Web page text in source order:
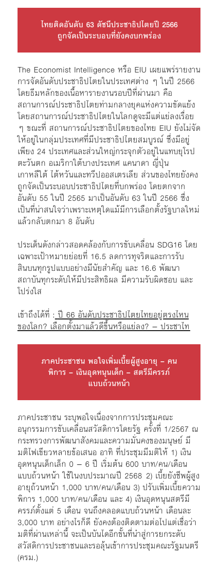
ไทยติดอันดับ 63 ดัชนีประชาธิปไตยปี 2566
ถูกจัดเป็นระบอบที่ยังคงบกพร่อง
The Economist Intelligence หรือ EIU เผยแพร่รายงาน
การจัดอันดับประชาธิปไตยในประเทศต่าง ๆ ในปี 2566
โดยธีมหลักของเนื้อหารายงานรอบปีที่ผ่านมา คือ
สถานการณ์ประชาธิปไตยท่ามกลางยุคแห่งความขัดแย้ง
โดยสถานการณ์ประชาธิปไตยในโลกดูจะมีแต่แย่ลงเรื่อย
ๆ ขณะที่ สถานการณ์ประชาธิปไตยของไทย EIU ยังไม่จัด
ให้อยู่ในกลุ่มประเทศที่มีประชาธิปไตยสมบูรณ์ ซึ่งมีอยู่
เพียง 24 ประเทศและส่วนใหญ่กระจุกตัวอยู่ในแทบยุโรป
ตะวันตก อเมริกาใต้บางประเทศ แคนาดา ญี่ปุ่น
เกาหลีใต้ ไต้หวันและทวีปออสเตรเลีย ส่วนของไทยยังคง
ถูกจัดเป็นระบอบประชาธิปไตยที่บกพร่อง โดยตกจาก
อันดับ 55 ในปี 2565 มาเป็นอันดับ 63 ในปี 2566 ซึ่ง
เป็นที่น่าสนใจว่าเพราะเหตุใดแม้มีการเลือกตั้งรัฐบาลใหม่
แล้วกลับตกมา 8 อันดับ
ประเด็นดังกล่าวสอดคล้องกับการขับเคลื่อน SDG16 โดย
เฉพาะเป้าหมายย่อยที่ 16.5 ลดการทุจริตและการรับ
สินบนทุกรูปแบบอย่างมีนัยสำคัญ และ 16.6 พัฒนา
สถาบันทุกระดับให้มีประสิทธิผล มีความรับผิดชอบ และ
โปร่งใส
เข้าถึงได้ที่ : ปี 66 อันดับประชาธิปไตยไทยอยู่ตรงไหน
ของโลก? เลือกตั้งมาแล้วดีขึ้นหรือแย่ลง? – ประชาไท
ภาคประชาชน พอใจเพิ่มเบี้ยผู้สูงอายุ – คน
พิการ – เงินอุดหนุนเด็ก – สตรีมีครรภ์
แบบถ้วนหน้า
ภาคประชาชน ระบุพอใจเนื่องจากการประชุมคณะ
อนุกรรมการขับเคลื่อนสวัสดิการโดยรัฐ ครั้งที่ 1/2567 ณ
กระทรวงการพัฒนาสังคมและความมั่นคงของมนุษย์ มี
มติไฟเขียวหลายข้อเสนอ อาทิ ที่ประชุมมีมติให้ 1) เงิน
อุดหนุนเด็กเล็ก 0 – 6 ปี เริ่มต้น 600 บาท/คน/เดือน
แบบถ้วนหน้า ใช้ในงบประมาณปี 2568 2) เบี้ยยังชีพผู้สูง
อายุถ้วนหน้า 1,000 บาท/คน/เดือน 3) ปรับเพิ่มเบี้ยความ
พิการ 1,000 บาท/คน/เดือน และ 4) เงินอุดหนุนสตรีมี
ครรภ์ตั้งแต่ 5 เดือน จนถึงคลอดแบบถ้วนหน้า เดือนละ
3,000 บาท อย่างไรก็ดี ยังคงต้องติดตามต่อไปแต่เชื่อว่า
มติที่ผ่านเหล่านี้ จะเป็นบันไดอีกขั้นที่นำสู่การยกระดับ
สวัสดิการประชาชนและรอลุ้นเข้าการประชุมคณะรัฐมนตรี
(ครม.)